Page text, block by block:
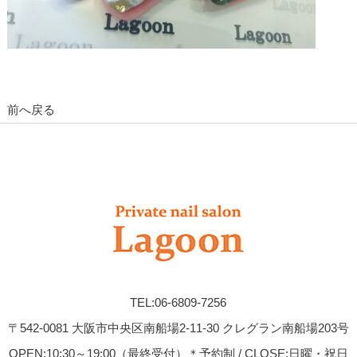
前へ戻る
TEL:06-6809-7256
〒542-0081 大阪市中央区南船場2-11-30 クレグラン南船場203号
OPEN:10:30～19:00（最終受付）＊予約制 / CLOSE:日曜・祝日